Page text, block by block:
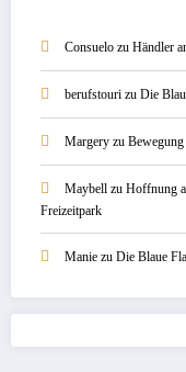
Consuelo zu Händler
berufstouri zu Die
Margery zu Bewegung
Maybell zu Hoffnung
Freizeitpark
Manie zu Die Blaue